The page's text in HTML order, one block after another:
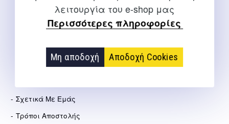
λειτουργία του e-shop μας
Περισσότερες πληροφορίες
Μη αποδοχή Αποδοχή Cookies
info@salto.gr
Σχετικά Με Εμάς
Τρόποι Αποστολής